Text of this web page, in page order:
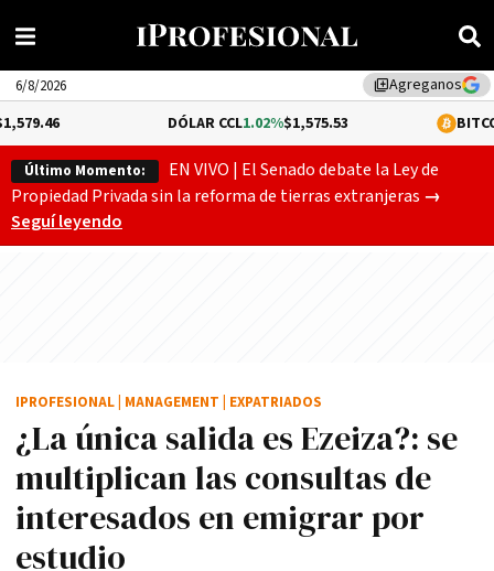
library_addAgreganos
6/8/2026
1.02%$1,575.53 -0.17%
Último Momento:
EN VIVO | El Senado debate la Ley de
Propiedad Privada sin la reforma de tierras extranjeras →
Seguí leyendo
¿La única salida es Ezeiza?: se
multiplican las consultas de
interesados en emigrar por
estudio
IPROFESIONAL MANAGEMENT EXPATRIADOS